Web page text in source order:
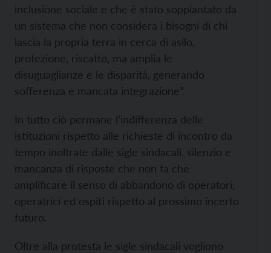
inclusione sociale e che è stato soppiantato da
un sistema che non considera i bisogni di chi
lascia la propria terra in cerca di asilo,
protezione, riscatto, ma amplia le
disuguaglianze e le disparità, generando
sofferenza e mancata integrazione”.
In tutto ciò permane l’indifferenza delle
istituzioni rispetto alle richieste di incontro da
tempo inoltrate dalle sigle sindacali, silenzio e
mancanza di risposte che non fa che
amplificare il senso di abbandono di operatori,
operatrici ed ospiti rispetto al prossimo incerto
futuro.
Oltre alla protesta le sigle sindacali vogliono